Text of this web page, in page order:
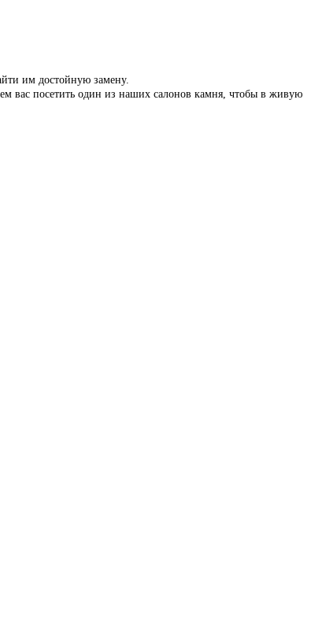
им достойную замену.
вас посетить один из наших салонов камня, чтобы в живую